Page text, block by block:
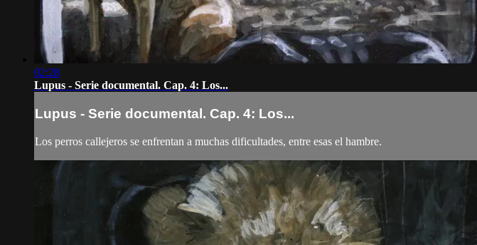
02:28
Lupus - Serie documental. Cap. 4: Los...
Lupus - Serie documental. Cap. 4: Los...
Los perros callejeros se enfrentan a muchas dificultades, entre esas el hambre.